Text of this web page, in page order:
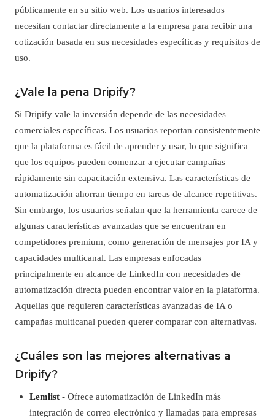
públicamente en su sitio web. Los usuarios interesados
necesitan contactar directamente a la empresa para recibir una
cotización basada en sus necesidades específicas y requisitos de
uso.
¿Vale la pena Dripify?
Si Dripify vale la inversión depende de las necesidades
comerciales específicas. Los usuarios reportan consistentemente
que la plataforma es fácil de aprender y usar, lo que significa
que los equipos pueden comenzar a ejecutar campañas
rápidamente sin capacitación extensiva. Las características de
automatización ahorran tiempo en tareas de alcance repetitivas.
Sin embargo, los usuarios señalan que la herramienta carece de
algunas características avanzadas que se encuentran en
competidores premium, como generación de mensajes por IA y
capacidades multicanal. Las empresas enfocadas
principalmente en alcance de LinkedIn con necesidades de
automatización directa pueden encontrar valor en la plataforma.
Aquellas que requieren características avanzadas de IA o
campañas multicanal pueden querer comparar con alternativas.
¿Cuáles son las mejores alternativas a
Dripify?
Lemlist - Ofrece automatización de LinkedIn más
integración de correo electrónico y llamadas para empresas